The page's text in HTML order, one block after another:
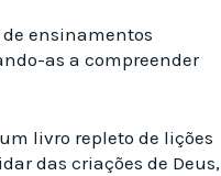
ensinamentos
as a compreender
livro repleto de lições
das criações de Deus,